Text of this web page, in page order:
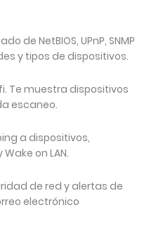
de NetBIOS, UPnP, SNMP
y tipos de dispositivos.
Te muestra dispositivos
escaneo.
a dispositivos,
on LAN.
de red y alertas de
electrónico